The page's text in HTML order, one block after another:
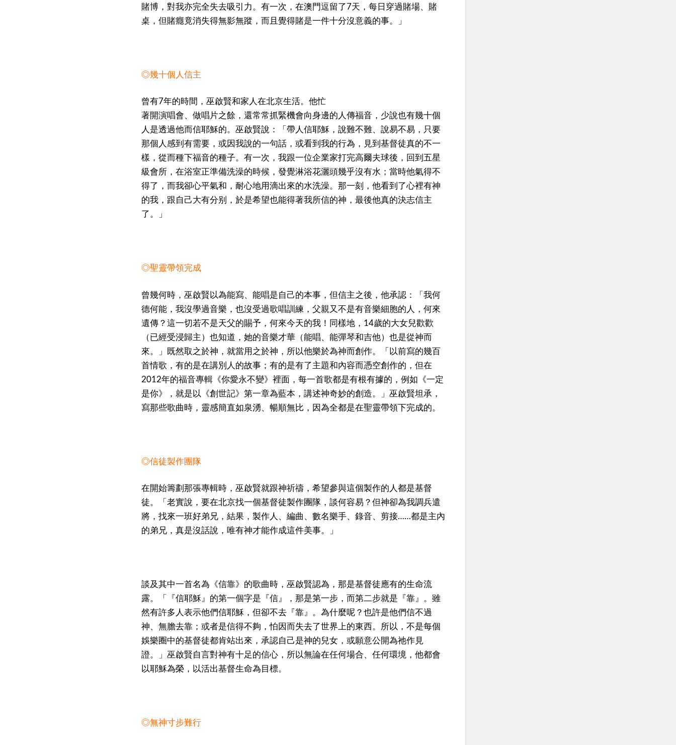
賭博，對我亦完全失去吸引力。有一次，在澳門逗留了7天，每日穿過賭場、賭
桌，但賭癮竟消失得無影無蹤，而且覺得賭是一件十分沒意義的事。」
◎幾十個人信主
曾有7年的時間，巫啟賢和家人在北京生活。他忙
著開演唱會、做唱片之餘，還常常抓緊機會向身邊的人傳福音，少說也有幾十個
人是透過他而信耶穌的。巫啟賢說：「帶人信耶穌，說難不難、說易不易，只要
那個人感到有需要，或因我說的一句話，或看到我的行為，見到基督徒真的不一
樣，從而種下福音的種子。有一次，我跟一位企業家打完高爾夫球後，回到五星
級會所，在浴室正準備洗澡的時候，發覺淋浴花灑頭幾乎沒有水；當時他氣得不
得了，而我卻心平氣和，耐心地用滴出來的水洗澡。那一刻，他看到了心裡有神
的我，跟自己大有分别，於是希望也能得著我所信的神，最後他真的決志信主
了。」
◎聖靈帶領完成
曾幾何時，巫啟賢以為能寫、能唱是自己的本事，但信主之後，他承認：「我何
德何能，我沒學過音樂，也沒受過歌唱訓練，父親又不是有音樂細胞的人，何來
遺傳？這一切若不是天父的賜予，何來今天的我！同樣地，14歲的大女兒歡歡
（已經受浸歸主）也知道，她的音樂才華（能唱、能彈琴和吉他）也是從神而
來。」既然取之於神，就當用之於神，所以他樂於為神而創作。「以前寫的幾百
首情歌，有的是在講別人的故事；有的是有了主題和內容而憑空創作的，但在
2012年的福音專輯《你愛永不變》裡面，每一首歌都是有根有據的，例如《一定
是你》，就是以《創世記》第一章為藍本，講述神奇妙的創造。」巫啟賢坦承，
寫那些歌曲時，靈感簡直如泉湧、暢順無比，因為全都是在聖靈帶領下完成的。
◎信徒製作團隊
在開始籌劃那張專輯時，巫啟賢就跟神祈禱，希望參與這個製作的人都是基督
徒。「老實說，要在北京找一個基督徒製作團隊，談何容易？但神卻為我調兵遣
將，找來一班好弟兄，結果，製作人、編曲、數名樂手、錄音、剪接……都是主內
的弟兄，真是沒話說，唯有神才能作成這件美事。」
談及其中一首名為《信靠》的歌曲時，巫啟賢認為，那是基督徒應有的生命流
露。「『信耶穌』的第一個字是『信』，那是第一步，而第二步就是『靠』。雖
然有許多人表示他們信耶穌，但卻不去『靠』。為什麼呢？也許是他們信不過
神、無膽去靠；或者是信得不夠，怕因而失去了世界上的東西。所以，不是每個
娛樂圈中的基督徒都肯站出來，承認自己是神的兒女，或願意公開為祂作見
證。」巫啟賢自言對神有十足的信心，所以無論在任何場合、任何環境，他都會
以耶穌為榮，以活出基督生命為目標。
◎無神寸步難行